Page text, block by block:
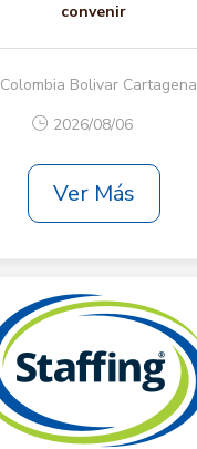
convenir
Colombia Bolivar Cartagena
2026/08/06
Ver Más